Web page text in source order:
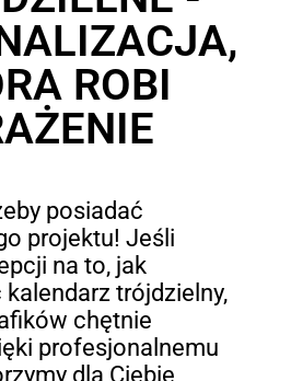
ROBI
posiadać
projektu! Jeśli
na to, jak
trójdzielny,
chętnie
profesjonalnemu
dla Ciebie